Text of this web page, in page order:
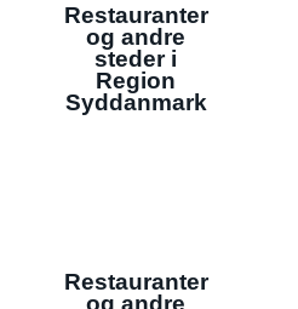
Restauranter
og andre
steder i
Region
Syddanmark
Restauranter
og andre